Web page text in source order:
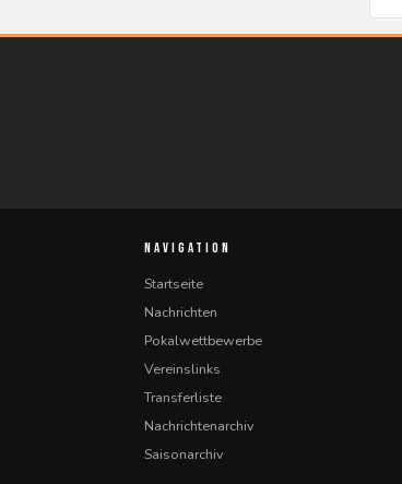
NAVIGATION
Startseite
Nachrichten
Pokalwettbewerbe
Vereinslinks
Transferliste
Nachrichtenarchiv
Saisonarchiv